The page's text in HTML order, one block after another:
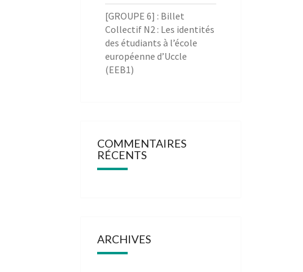
[GROUPE 6] : Billet
Collectif N2 : Les identités
des étudiants à l’école
européenne d’Uccle
(EEB1)
COMMENTAIRES
RÉCENTS
ARCHIVES